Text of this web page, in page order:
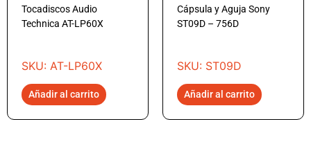
Tocadiscos Audio
Technica AT-LP60X
SKU: AT-LP60X
Añadir al carrito
Cápsula y Aguja Sony
ST09D – 756D
SKU: ST09D
Añadir al carrito